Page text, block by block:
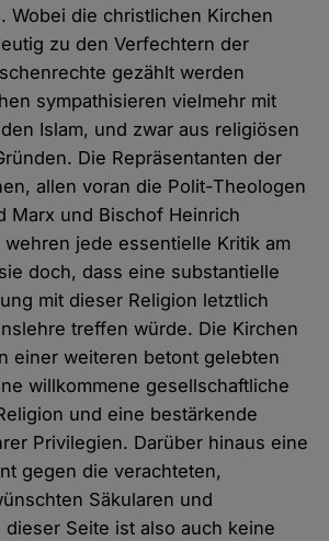
Wobei die christlichen Kirchen
zu den Verfechtern der
gezählt werden
sympathisieren vielmehr mit
Islam, und zwar aus religiösen
Die Repräsentanten der
allen voran die Polit-Theologen
Marx und Bischof Heinrich
jede essentielle Kritik am
doch, dass eine substantielle
mit dieser Religion letztlich
treffen würde. Die Kirchen
einer weiteren betont gelebten
willkommene gesellschaftliche
und eine bestärkende
Privilegien. Darüber hinaus eine
gegen die verachteten,
Säkularen und
dieser Seite ist also auch keine